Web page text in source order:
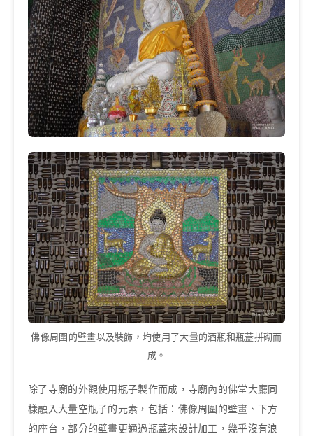
佛像周圍的壁畫以及裝飾，均使用了大量的酒瓶和瓶蓋拼砌而
成。
除了寺廟的外觀使用瓶子製作而成，寺廟內的佛堂大廳同
樣融入大量空瓶子的元素，包括：佛像周圍的壁畫、下方
的座台，部分的壁畫更通過瓶蓋來設計加工，幾乎沒有浪